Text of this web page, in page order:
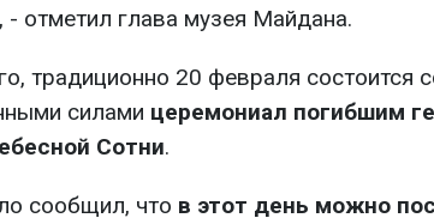
- отметил глава музея Майдана.
традиционно 20 февраля состоится
силами церемониал погибшим
Сотни.
сообщил, что в этот день можно